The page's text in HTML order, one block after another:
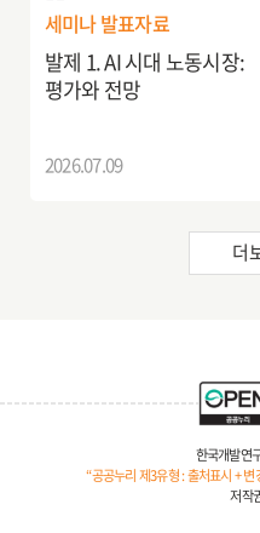
세미나 발표자료
발제 1. AI 시대 노동시장:
평가와 전망
2026.07.09
더
한국개발연
“공공누리 제3유형 : 출처표시 + 변
저작